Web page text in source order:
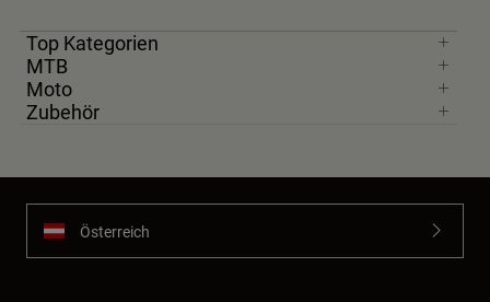
Top Kategorien
MTB
Moto
Zubehör
Österreich